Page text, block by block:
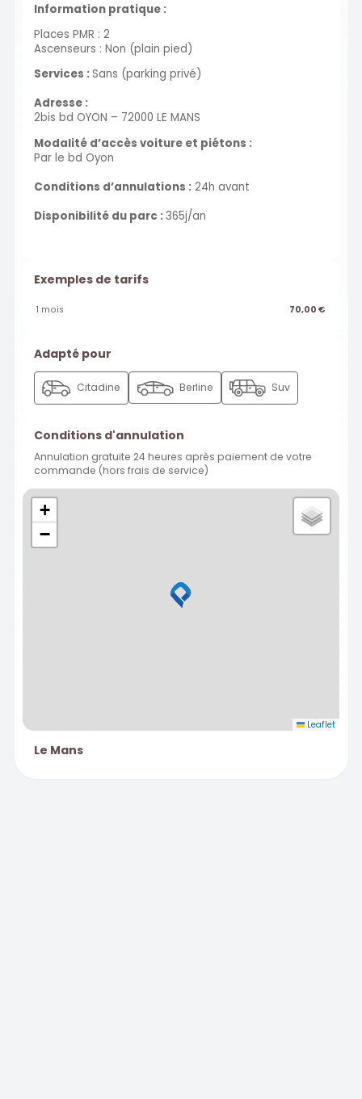
Information pratique :
Places PMR : 2
Ascenseurs : Non (plain pied)
Services :Sans (parking privé)
Adresse :
2bis bd OYON – 72000 LE MANS
Modalité d’accès voiture et piétons :
Par le bd Oyon
Conditions d’annulations : 24h avant
Disponibilité du parc :365j/an
Exemples de tarifs
1 mois 70,00 €
Adapté pour
Citadine Berline Suv
Conditions d'annulation
Annulation gratuite 24 heures après paiement de votre
commande (hors frais de service)
+
−
Leaflet
Le Mans